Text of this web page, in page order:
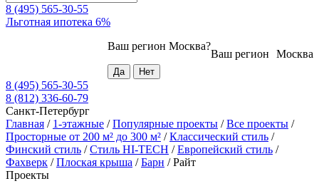
8 (495) 565-30-55
Льготная ипотека 6%
Москва
Ваш регион
Ваш регион Москва?
8 (495) 565-30-55
8 (812) 336-60-79
Санкт-Петербург
Главная / 1-этажные /Популярные проекты /Все проекты /
Просторные от 200 м² до 300 м² /Классический стиль /
Финский стиль /Стиль HI-TECH /Европейский стиль /
Фахверк /Плоская крыша /Барн /Райт
Проекты